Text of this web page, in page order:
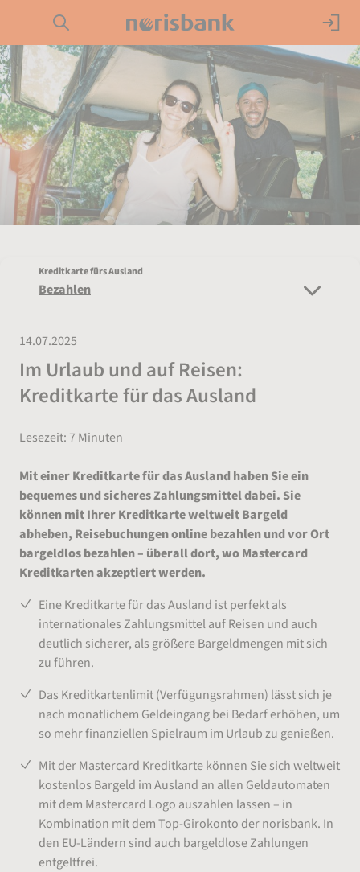
Direkt zur Hauptnavigation (Enter drücken)
Direkt zur Suche (Enter drücken)
Direkt zum Hauptinhalt (Enter drücken)
Girokonto
Kredit
Geldanlage
Service
Kreditkarte fürs Ausland
Bezahlen
14.07.2025
Im Urlaub und auf Reisen:
Kreditkarte für das Ausland
Lesezeit: 7 Minuten
Mit einer Kreditkarte für das Ausland haben Sie ein
bequemes und sicheres Zahlungsmittel dabei. Sie
können mit Ihrer Kreditkarte weltweit Bargeld
abheben, Reisebuchungen online bezahlen und vor Ort
bargeldlos bezahlen – überall dort, wo Mastercard
Kreditkarten akzeptiert werden.
Eine Kreditkarte für das Ausland ist perfekt als
internationales Zahlungsmittel auf Reisen und auch
deutlich sicherer, als größere Bargeldmengen mit sich
zu führen.
Das Kreditkartenlimit (Verfügungsrahmen) lässt sich je
nach monatlichem Geldeingang bei Bedarf erhöhen, um
so mehr finanziellen Spielraum im Urlaub zu genießen.
Mit der Mastercard Kreditkarte können Sie sich weltweit
kostenlos Bargeld im Ausland an allen Geldautomaten
mit dem Mastercard Logo auszahlen lassen – in
Kombination mit dem Top-Girokonto der norisbank. In
den EU-Ländern sind auch bargeldlose Zahlungen
entgeltfrei.